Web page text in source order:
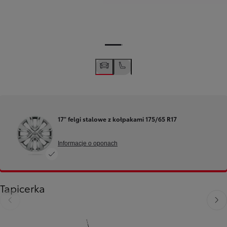
17" felgi stalowe z kołpakami 175/65 R17
Informacje o oponach
Tapicerka
Poprzedni